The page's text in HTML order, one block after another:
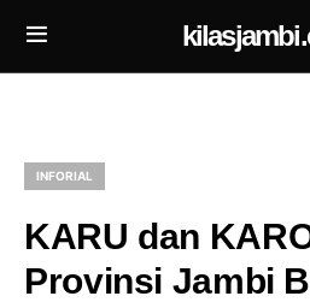
INFORIAL
KARU dan
Provinsi Jambi